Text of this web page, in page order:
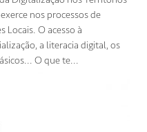
nos processos de
O acesso à
a literacia digital, os
O que te...